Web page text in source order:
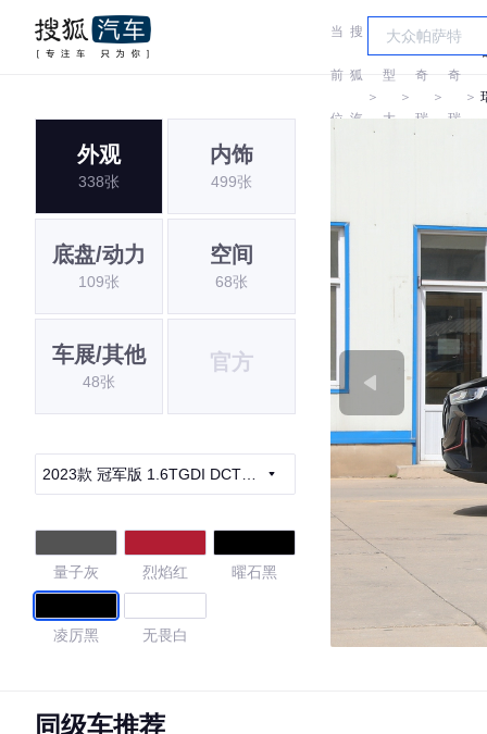
当
前
位
搜
狐
汽
＞
车
型
大
＞
奇
瑞
＞
奇
瑞
＞
外观
338张
内饰
499张
底盘/动力
109张
空间
68张
车展/其他
48张
官方
2023款 冠军版 1.6TGDI DCT非
量子灰 烈焰红 曜石黑
凌厉黑 无畏白
4.59
同级车推荐